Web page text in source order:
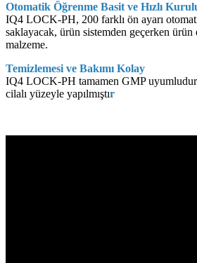
Otomatik Öğrenme Basit ve Hızlı
IQ4 LOCK-PH, 200 farklı ön ayarı
saklayacak, ürün sistemden geçerken ürün
malzeme.
Temizlemesi ve Bakımı Kolay
IQ4 LOCK-PH tamamen GMP
cilalı yüzeyle yapılmıştır